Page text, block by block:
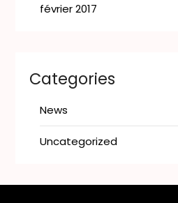
février 2017
Categories
News
Uncategorized